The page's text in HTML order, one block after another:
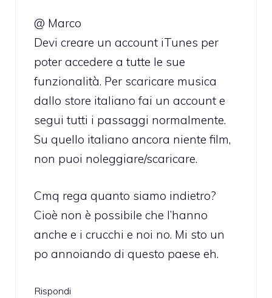
@ Marco
Devi creare un account iTunes per
poter accedere a tutte le sue
funzionalità. Per scaricare musica
dallo store italiano fai un account e
segui tutti i passaggi normalmente.
Su quello italiano ancora niente film,
non puoi noleggiare/scaricare.
Cmq rega quanto siamo indietro?
Cioè non è possibile che l’hanno
anche e i crucchi e noi no. Mi sto un
po annoiando di questo paese eh.
Rispondi